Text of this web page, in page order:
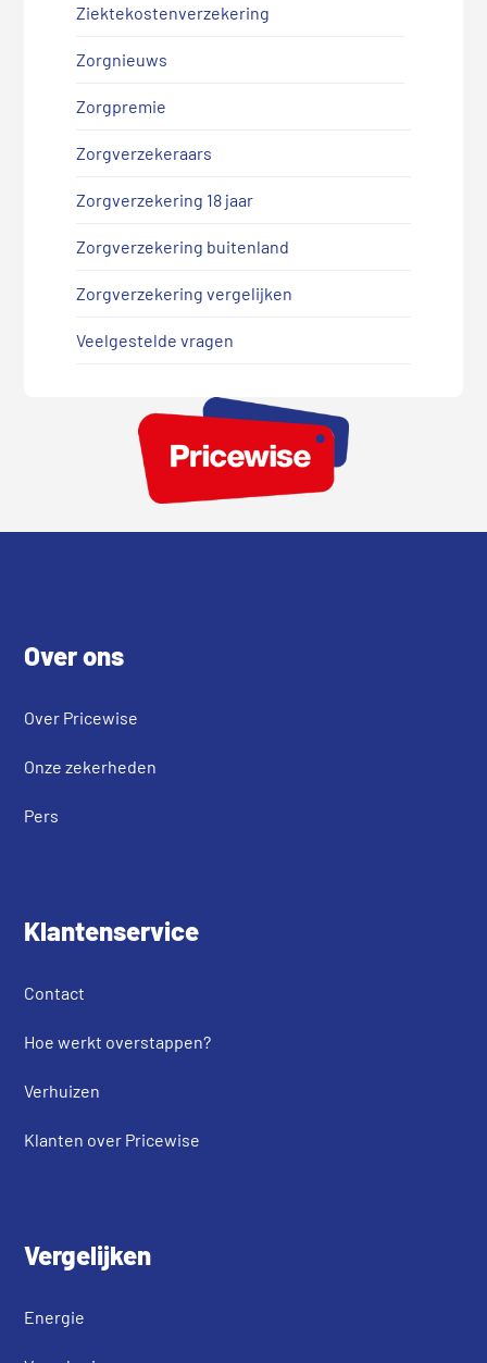
Ziektekostenverzekering
Zorgnieuws
Zorgpremie
Zorgverzekeraars
Zorgverzekering 18 jaar
Zorgverzekering buitenland
Zorgverzekering vergelijken
Veelgestelde vragen
Over ons
Over Pricewise
Onze zekerheden
Pers
Klantenservice
Contact
Hoe werkt overstappen?
Verhuizen
Klanten over Pricewise
Vergelijken
Energie